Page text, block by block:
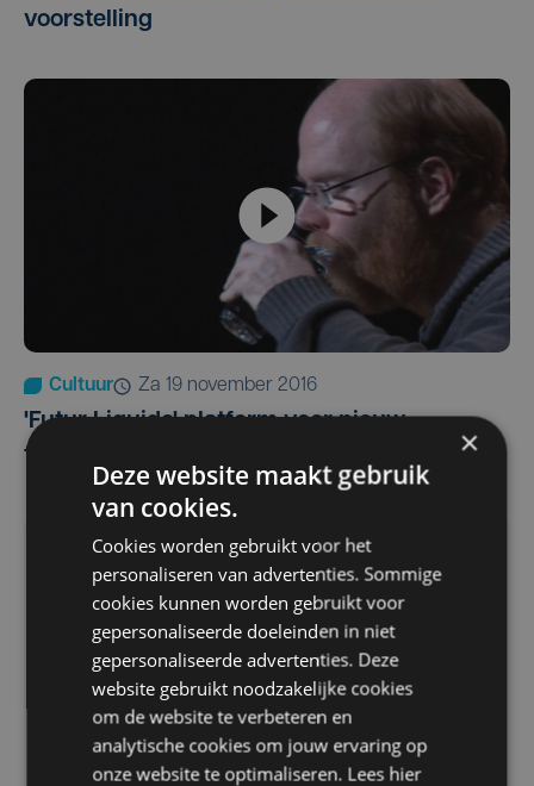
voorstelling
Cultuur za 19 november 2016
'Futur Liquide' platform voor nieuw
theatertalent
×
Deze website maakt gebruik
van cookies.
Cookies worden gebruikt voor het
personaliseren van advertenties. Sommige
cookies kunnen worden gebruikt voor
gepersonaliseerde doeleinden in niet
gepersonaliseerde advertenties. Deze
website gebruikt noodzakelijke cookies
om de website te verbeteren en
analytische cookies om jouw ervaring op
onze website te optimaliseren. Lees hier